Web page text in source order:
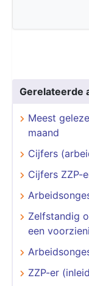
Gerelateerde
Meest
maand
Cijfers
Cijfers ZZP-
Zelfstandig
een
ZZP-er